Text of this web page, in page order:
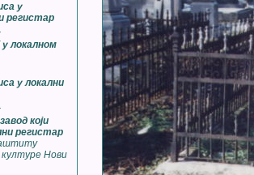
у
регистар
у локалном
у локални
који
регистар
Нови